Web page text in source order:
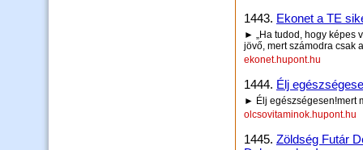
1443. Ekonet a TE
► „Ha tudod, hogy képes
jövő, mert számodra csak
ekonet.hupont.hu
1444. Élj
► Élj egészségesen!mert
olcsovitaminok.hupont.hu
1445. Zöldség Futár